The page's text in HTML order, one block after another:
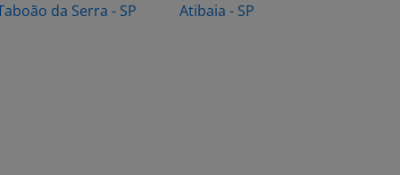
da Serra - SP
Atibaia - SP